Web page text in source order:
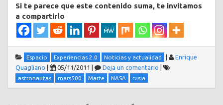
Si te parece que este contenido suma, te invitamos
a compartirlo
Espacio Experiencias 2.0 Noticias y actualidad |
Enrique
Quagliano | 05/11/2011 | Deja un comentario |
astronautas mars500 Marte NASA rusia